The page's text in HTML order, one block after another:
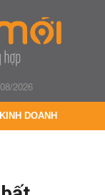
2026
KINH DOANH